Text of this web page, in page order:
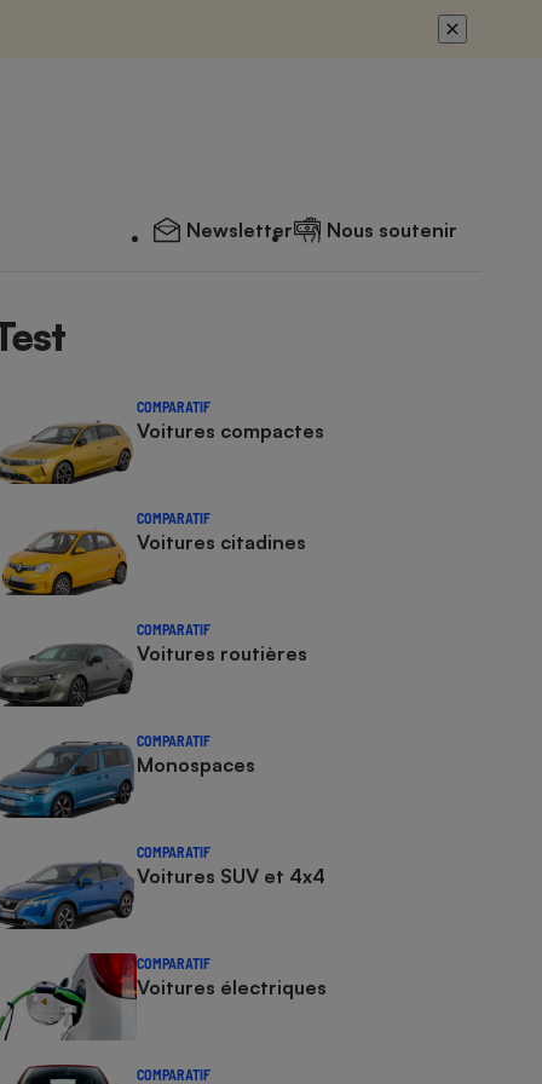
Newsletter Nous soutenir
COMPARATIF
Voitures compactes
COMPARATIF
Voitures citadines
COMPARATIF
Voitures routières
COMPARATIF
Monospaces
COMPARATIF
Voitures SUV et 4x4
COMPARATIF
Voitures électriques
COMPARATIF